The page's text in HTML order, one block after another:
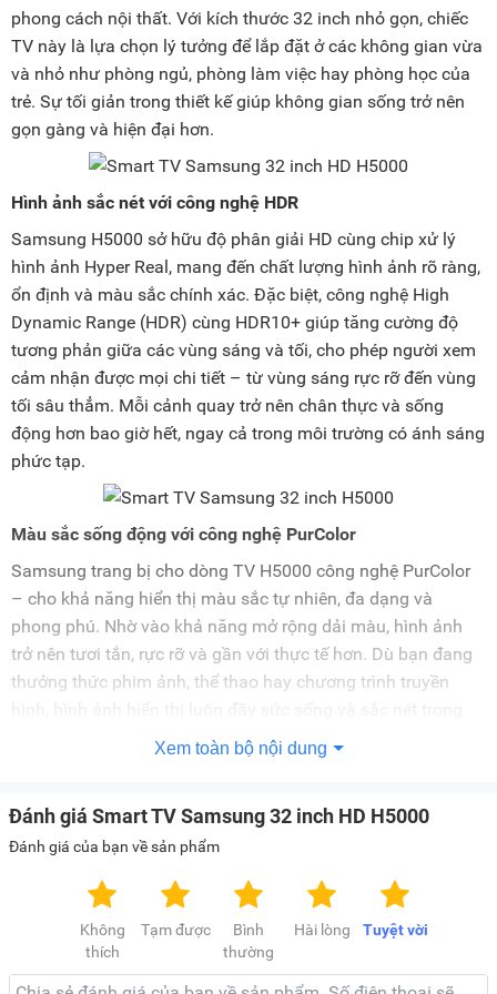
phong cách nội thất. Với kích thước 32 inch nhỏ gọn, chiếc
TV này là lựa chọn lý tưởng để lắp đặt ở các không gian vừa
và nhỏ như phòng ngủ, phòng làm việc hay phòng học của
trẻ. Sự tối giản trong thiết kế giúp không gian sống trở nên
gọn gàng và hiện đại hơn.
Hình ảnh sắc nét với công nghệ HDR
Samsung H5000 sở hữu độ phân giải HD cùng chip xử lý
hình ảnh Hyper Real, mang đến chất lượng hình ảnh rõ ràng,
ổn định và màu sắc chính xác. Đặc biệt, công nghệ High
Dynamic Range (HDR) cùng HDR10+ giúp tăng cường độ
tương phản giữa các vùng sáng và tối, cho phép người xem
cảm nhận được mọi chi tiết – từ vùng sáng rực rỡ đến vùng
tối sâu thẳm. Mỗi cảnh quay trở nên chân thực và sống
động hơn bao giờ hết, ngay cả trong môi trường có ánh sáng
phức tạp.
Màu sắc sống động với công nghệ PurColor
Samsung trang bị cho dòng TV H5000 công nghệ PurColor
– cho khả năng hiển thị màu sắc tự nhiên, đa dạng và
phong phú. Nhờ vào khả năng mở rộng dải màu, hình ảnh
trở nên tươi tắn, rực rỡ và gần với thực tế hơn. Dù bạn đang
thưởng thức phim ảnh, thể thao hay chương trình truyền
Tăng chiều sâu hình ảnh với Contrast Enhancer
Công nghệ Contrast Enhancer giúp xử lý hình ảnh phẳng trở
nên sinh động hơn bằng cách tự động điều chỉnh độ tương
phản phù hợp với từng khu vực trên màn hình. Kết quả là
hình ảnh có chiều sâu và độ nổi khối tốt hơn, tăng tính chân
thực và mang đến trải nghiệm xem sống động hơn bao giờ
hết.
Xem toàn bộ nội dung
Đánh giá Smart TV Samsung 32 inch HD H5000
Đánh giá của bạn về sản phẩm
Tuyệt vời
Hài lòng
Bình
thường
Tạm được
Không
thích